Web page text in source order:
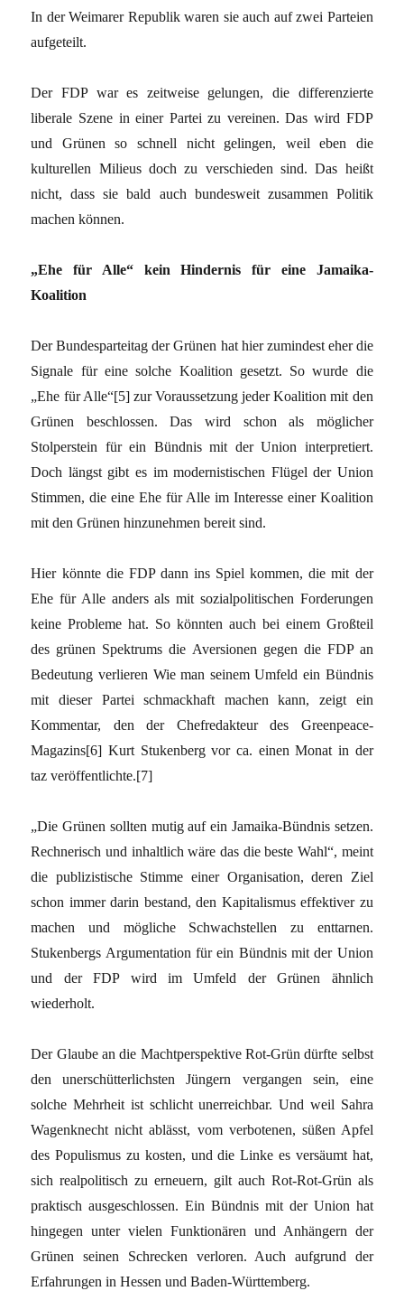
In der Weimarer Republik waren sie auch auf zwei Parteien
aufgeteilt.
Der FDP war es zeitweise gelungen, die differenzierte
liberale Szene in einer Partei zu vereinen. Das wird FDP
und Grünen so schnell nicht gelingen, weil eben die
kulturellen Milieus doch zu verschieden sind. Das heißt
nicht, dass sie bald auch bundesweit zusammen Politik
machen können.
„Ehe für Alle“ kein Hindernis für eine Jamaika-
Koalition
Der Bundesparteitag der Grünen hat hier zumindest eher die
Signale für eine solche Koalition gesetzt. So wurde die
„Ehe für Alle“[5] zur Voraussetzung jeder Koalition mit den
Grünen beschlossen. Das wird schon als möglicher
Stolperstein für ein Bündnis mit der Union interpretiert.
Doch längst gibt es im modernistischen Flügel der Union
Stimmen, die eine Ehe für Alle im Interesse einer Koalition
mit den Grünen hinzunehmen bereit sind.
Hier könnte die FDP dann ins Spiel kommen, die mit der
Ehe für Alle anders als mit sozialpolitischen Forderungen
keine Probleme hat. So könnten auch bei einem Großteil
des grünen Spektrums die Aversionen gegen die FDP an
Bedeutung verlieren Wie man seinem Umfeld ein Bündnis
mit dieser Partei schmackhaft machen kann, zeigt ein
Kommentar, den der Chefredakteur des Greenpeace-
Magazins[6] Kurt Stukenberg vor ca. einen Monat in der
taz veröffentlichte.[7]
„Die Grünen sollten mutig auf ein Jamaika-Bündnis setzen.
Rechnerisch und inhaltlich wäre das die beste Wahl“, meint
die publizistische Stimme einer Organisation, deren Ziel
schon immer darin bestand, den Kapitalismus effektiver zu
machen und mögliche Schwachstellen zu enttarnen.
Stukenbergs Argumentation für ein Bündnis mit der Union
und der FDP wird im Umfeld der Grünen ähnlich
wiederholt.
Der Glaube an die Machtperspektive Rot-Grün dürfte selbst
den unerschütterlichsten Jüngern vergangen sein, eine
solche Mehrheit ist schlicht unerreichbar. Und weil Sahra
Wagenknecht nicht ablässt, vom verbotenen, süßen Apfel
des Populismus zu kosten, und die Linke es versäumt hat,
sich realpolitisch zu erneuern, gilt auch Rot-Rot-Grün als
praktisch ausgeschlossen. Ein Bündnis mit der Union hat
hingegen unter vielen Funktionären und Anhängern der
Grünen seinen Schrecken verloren. Auch aufgrund der
Erfahrungen in Hessen und Baden-Württemberg.